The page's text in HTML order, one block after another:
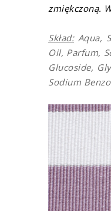
zmiękczoną.
Skład:Aqua,
Oil, Parfum,
Glucoside,
Sodium